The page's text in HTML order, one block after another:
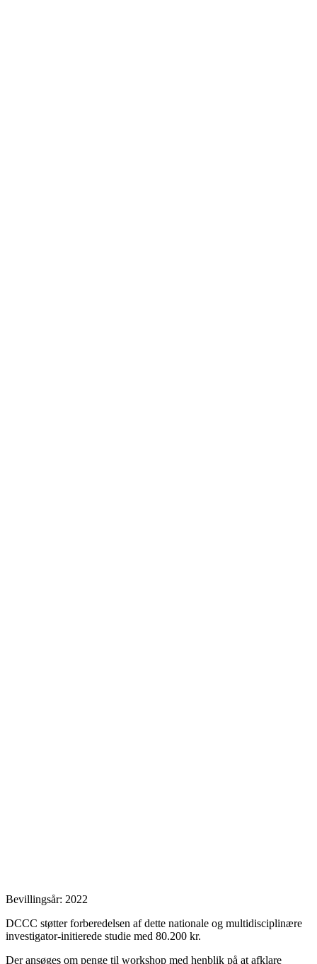
Bevillingsår: 2022
DCCC støtter forberedelsen af dette nationale og multidisciplinære
investigator‐initierede studie med 80.200 kr.
Der ansøges om penge til workshop med henblik på at afklare